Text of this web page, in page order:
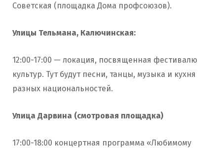
Советская (площадка Дома профсоюзов).
Улицы Тельмана, Калючинская:
12:00-17:00 — локация, посвященная фестивалю
культур. Тут будут песни, танцы, музыка и кухня
разных национальностей.
Улица Дарвина (смотровая площадка)
17:00-18:00 концертная программа «Любимому